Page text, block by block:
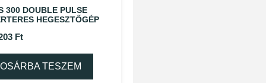
300 DOUBLE PULSE
HEGESZTŐGÉP
Ft
TESZEM